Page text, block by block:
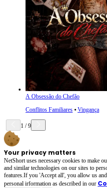
A Obsessão do Chefão
Conflitos Familiares ⦁ Vingança
1 /9
Your privacy matters
NetShort uses necessary cookies to make
and similar technologies on our sites to
features.If you 'Accept all', you allow us
personal irformation as described in our